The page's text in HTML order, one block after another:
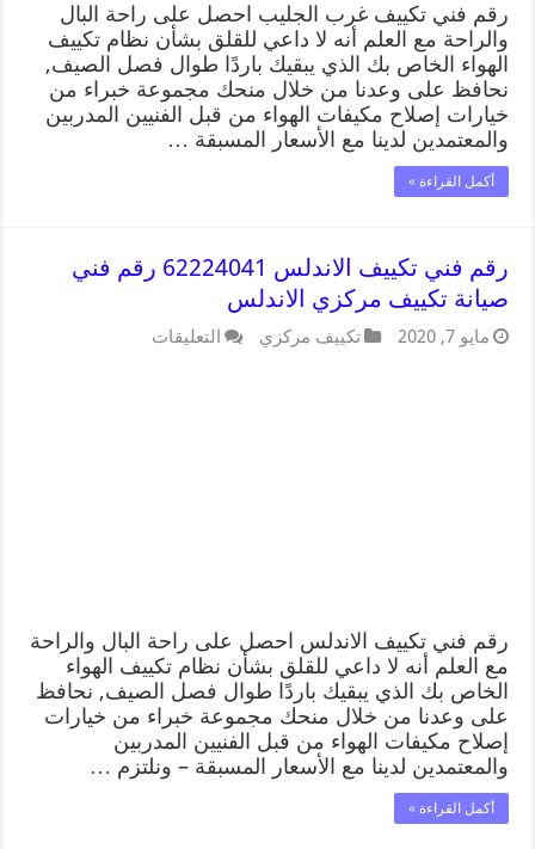
رقم فني تكييف غرب الجليب احصل على راحة البال
والراحة مع العلم أنه لا داعي للقلق بشأن نظام تكييف
الهواء الخاص بك الذي يبقيك باردًا طوال فصل الصيف,
نحافظ على وعدنا من خلال منحك مجموعة خبراء من
خيارات إصلاح مكيفات الهواء من قبل الفنيين المدربين
والمعتمدين لدينا مع الأسعار المسبقة …
أكمل القراءة »
رقم فني تكييف الاندلس 62224041 رقم فني
صيانة تكييف مركزي الاندلس
مايو 7, 2020 تكييف مركزي التعليقات
رقم فني تكييف الاندلس احصل على راحة البال والراحة
مع العلم أنه لا داعي للقلق بشأن نظام تكييف الهواء
الخاص بك الذي يبقيك باردًا طوال فصل الصيف, نحافظ
على وعدنا من خلال منحك مجموعة خبراء من خيارات
إصلاح مكيفات الهواء من قبل الفنيين المدربين
والمعتمدين لدينا مع الأسعار المسبقة – ونلتزم …
أكمل القراءة »